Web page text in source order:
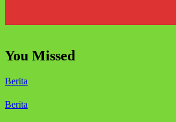
You Missed
Berita
Berita